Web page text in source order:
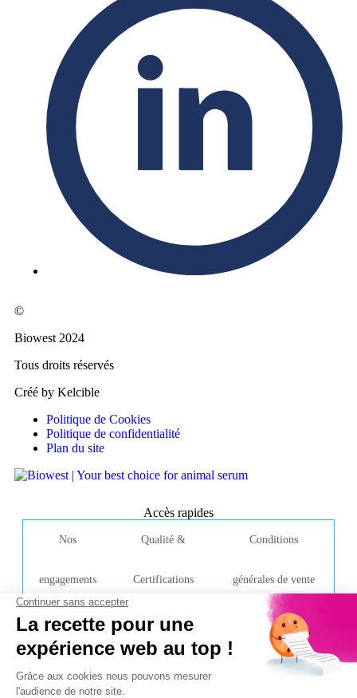
©
Biowest 2024
Tous droits réservés
Créé by Kelcible
Politique de Cookies
Politique de confidentialité
Plan du site
Accès rapides
Nos
engagements
Qualité &
Certifications
Conditions
générales de vente
Contacter l'entreprise
Rue de la Caille
49340 Nuaillé
France